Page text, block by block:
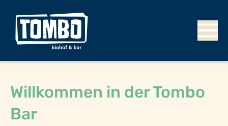
Willkommen in der Tombo
Bar